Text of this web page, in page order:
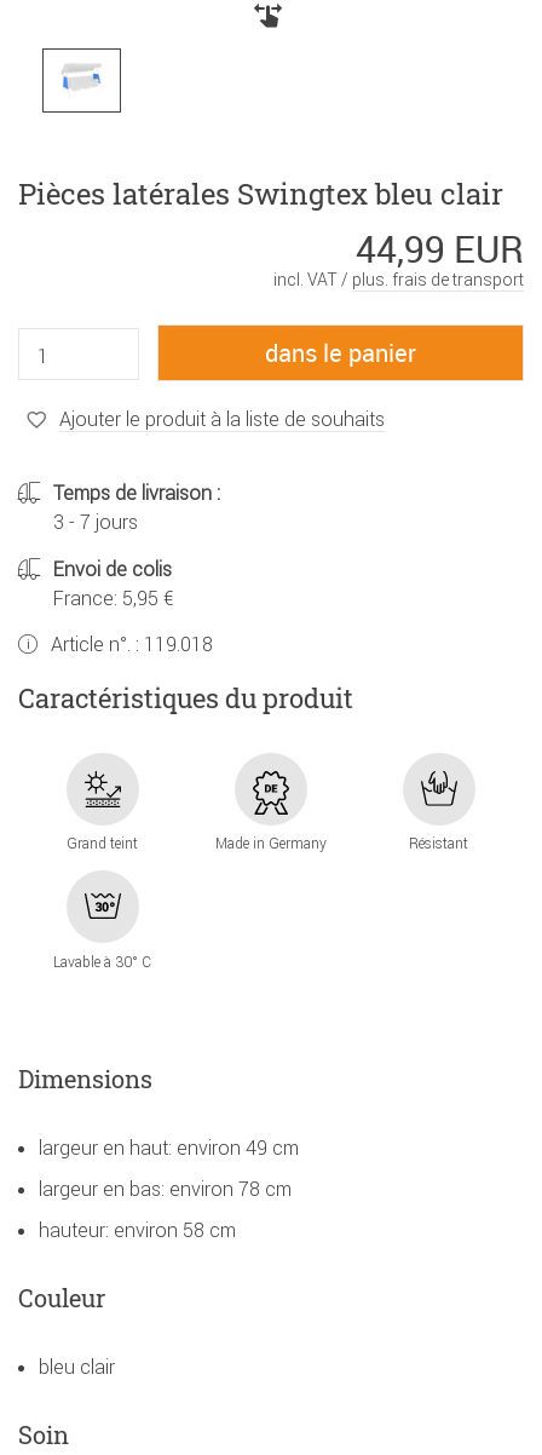
Pièces latérales Swingtex bleu clair
44,99 EUR
incl. VAT / plus. frais de transport
Ajouter le produit à la liste de souhaits
Temps de livraison :
3 - 7 jours
Envoi de colis
France: 5,95 €
Article n°. : 119.018
Caractéristiques du produit
Grand teint Made in Germany Résistant
Lavable à 30° C
Dimensions
largeur en haut: environ 49 cm
largeur en bas: environ 78 cm
hauteur: environ 58 cm
Couleur
bleu clair
Soin